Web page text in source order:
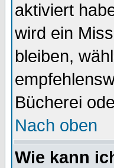
aktiviert
wird ein
bleiben,
Bücherei
Nach oben
Wie kann